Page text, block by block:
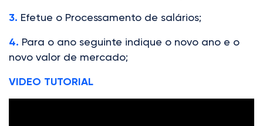
3. Efetue o Processamento de salários;
4. Para o ano seguinte indique o novo ano e o
novo valor de mercado;
VIDEO TUTORIAL